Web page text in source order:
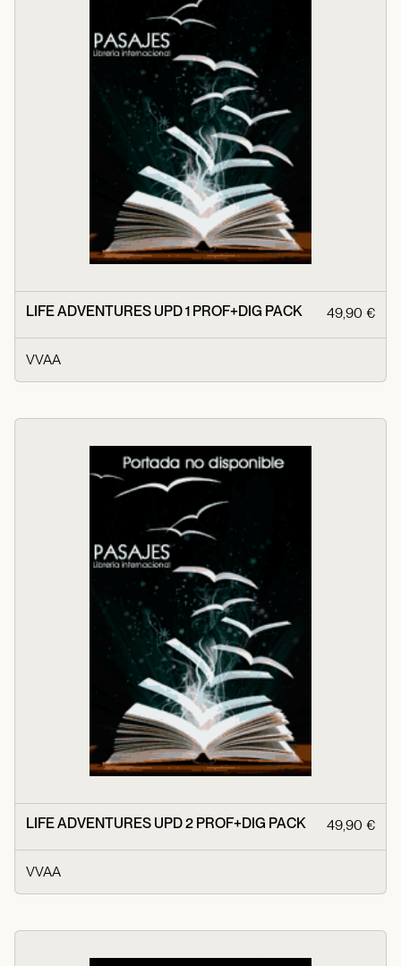
LIFE ADVENTURES UPD 1 PROF+DIG PACK 49,90 €
VVAA
LIFE ADVENTURES UPD 2 PROF+DIG PACK 49,90 €
VVAA